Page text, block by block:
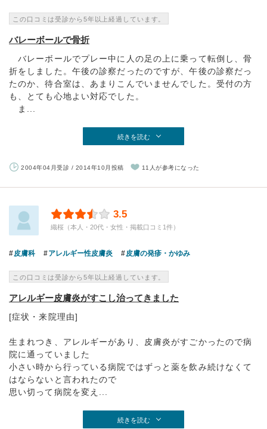
この口コミは受診から5年以上経過しています。
バレーボールで骨折
バレーボールでプレー中に人の足の上に乗って転倒し、骨
折をしました。午後の診察だったのですが、午後の診察だっ
たのか、待合室は、あまりこんでいませんでした。受付の方
も、とても心地よい対応でした。
ま...
続きを読む
2004年04月受診 / 2014年10月投稿 11人が参考になった
3.5
織桜（本人・20代・女性・掲載口コミ1件）
皮膚科 アレルギー性皮膚炎 皮膚の発疹・かゆみ
この口コミは受診から5年以上経過しています。
アレルギー皮膚炎がすこし治ってきました
[症状・来院理由]
生まれつき、アレルギーがあり、皮膚炎がすごかったので病
院に通っていました
小さい時から行っている病院ではずっと薬を飲み続けなくて
はならないと言われたので
思い切って病院を変え...
続きを読む